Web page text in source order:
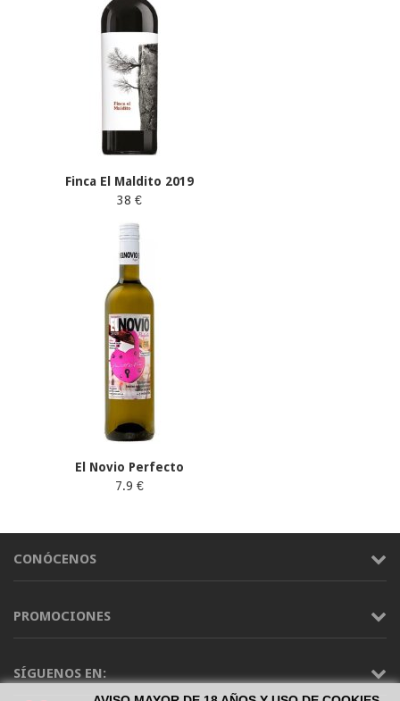
Finca El Maldito 2019
38 €
El Novio Perfecto
7.9 €
CONÓCENOS
PROMOCIONES
SÍGUENOS EN: